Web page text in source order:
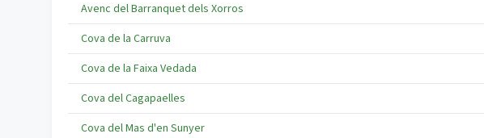
Avenc del Barranquet dels Xorros
Cova de la Carruva
Cova de la Faixa Vedada
Cova del Cagapaelles
Cova del Mas d'en Sunyer